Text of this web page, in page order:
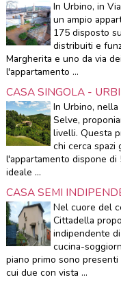
In Urbino, in
un ampio
175 disposto
distribuiti e
Margherita e uno da via
l'appartamento ...
CASA SINGOLA -
In Urbino,
Selve,
livelli. Questa
chi cerca spazi
l'appartamento dispone
ideale ...
CASA SEMI
Nel cuore del
Cittadella
indipendente
cucina-
piano primo sono
cui due con vista ...